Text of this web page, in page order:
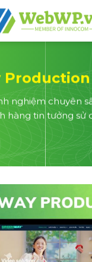
Production
nghiệm chuyên
hàng tin tưởng sử